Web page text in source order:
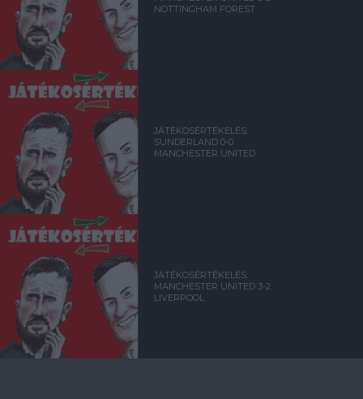
NOTTINGHAM FOREST
JÁTÉKOSÉRTÉKELÉS:
SUNDERLAND 0-0
MANCHESTER UNITED
JÁTÉKOSÉRTÉKELÉS:
MANCHESTER UNITED 3-2
LIVERPOOL